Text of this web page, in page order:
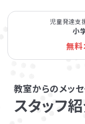
児童発達支
小
無料
教室からのメッ
スタッフ
7分